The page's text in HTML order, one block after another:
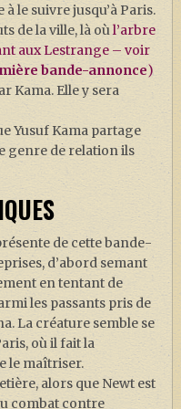
à le suivre jusqu’à Paris.
de la ville, là oùl’arbre
aux Lestrange – voir
bande-annonce)
Kama. Elle y sera
Yusuf Kama partage
genre de relation ils
de cette bande-
d’abord semant
en tentant de
les passants pris de
La créature semble se
où il fait la
le maîtriser.
alors que Newt est
combat contre